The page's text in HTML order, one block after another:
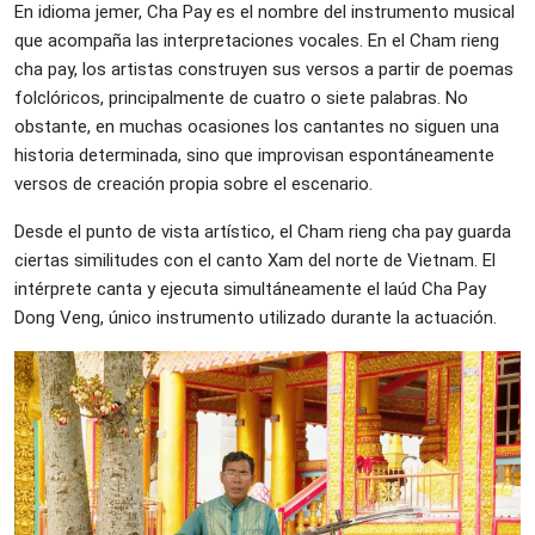
En idioma jemer, Cha Pay es el nombre del instrumento musical
que acompaña las interpretaciones vocales. En el Cham rieng
cha pay, los artistas construyen sus versos a partir de poemas
folclóricos, principalmente de cuatro o siete palabras. No
obstante, en muchas ocasiones los cantantes no siguen una
historia determinada, sino que improvisan espontáneamente
versos de creación propia sobre el escenario.
Desde el punto de vista artístico, el Cham rieng cha pay guarda
ciertas similitudes con el canto Xam del norte de Vietnam. El
intérprete canta y ejecuta simultáneamente el laúd Cha Pay
Dong Veng, único instrumento utilizado durante la actuación.